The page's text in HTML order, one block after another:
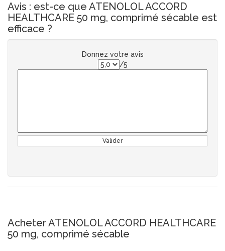
Avis : est-ce que ATENOLOL ACCORD
HEALTHCARE 50 mg, comprimé sécable est
efficace ?
Donnez votre avis
/5
Valider
Acheter ATENOLOL ACCORD HEALTHCARE
50 mg, comprimé sécable